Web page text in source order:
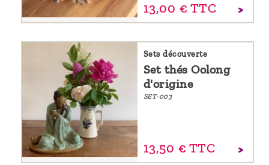
13,00 € TTC
Sets découverte
Set thés Oolong
d'origine
SET-003
13,50 € TTC